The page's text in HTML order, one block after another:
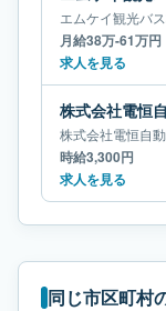
エムケイ観光バ
月給38万-61万円
求人を見る
株式会社電恒自
時給3,300円
求人を見る
同じ市区町村